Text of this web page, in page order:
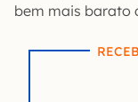
bem mais barato